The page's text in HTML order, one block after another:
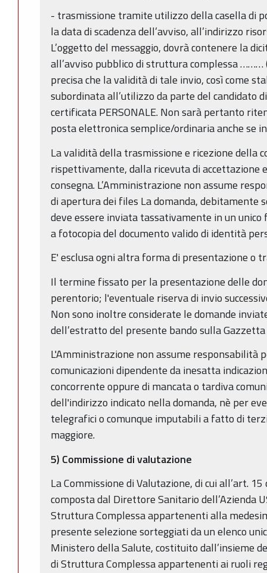
- trasmissione tramite utilizzo della casella di
la data di scadenza dell’avviso, all’indirizzo
L’oggetto del messaggio, dovrà contenere la
all’avviso pubblico di struttura complessa ………
precisa che la validità di tale invio, così come
subordinata all’utilizzo da parte del candidato
certificata PERSONALE. Non sarà pertanto
posta elettronica semplice/ordinaria anche se
La validità della trasmissione e ricezione della
rispettivamente, dalla ricevuta di accettazione
consegna. L’Amministrazione non assume
di apertura dei files La domanda, debitamente
deve essere inviata tassativamente in un
a fotocopia del documento valido di identità
E' esclusa ogni altra forma di presentazione o
Il termine fissato per la presentazione delle
perentorio; l'eventuale riserva di invio
Non sono inoltre considerate le domande
dell’estratto del presente bando sulla
L'Amministrazione non assume responsabilità
comunicazioni dipendente da inesatta
concorrente oppure di mancata o tardiva
dell'indirizzo indicato nella domanda, nè per
telegrafici o comunque imputabili a fatto di
maggiore.
5) Commissione di valutazione
La Commissione di Valutazione, di cui all’art.
composta dal Direttore Sanitario dell’Azienda
Struttura Complessa appartenenti alla
presente selezione sorteggiati da un elenco
Ministero della Salute, costituito dall’insieme
di Struttura Complessa appartenenti ai ruoli